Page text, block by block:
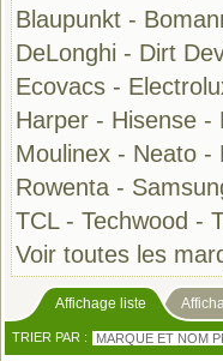
Blaupunkt -
DeLonghi - Dirt
Ecovacs -
Harper - Hisense -
Moulinex - Neato -
Rowenta -
TCL- Techwood -
Voir toutes les
Affichage liste
TRIER PAR : MARQUE ET NOM